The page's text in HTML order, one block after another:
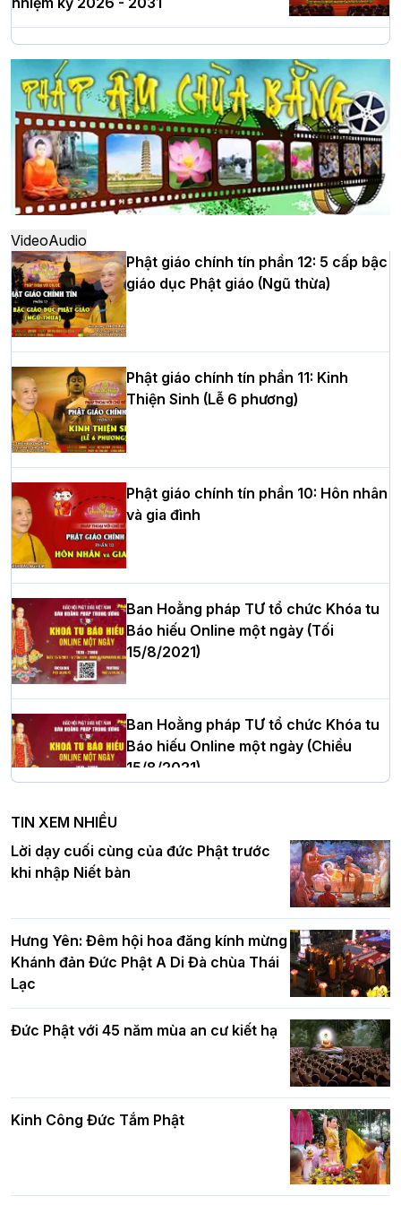
Hà Nội: Long trọng lễ khởi công xây
dựng Trung tâm văn hóa Phật giáo Thủ
đô
Hà Nội: Ngày tu học cuối cùng khép lại
khóa sinh hoạt Phật pháp mùa hè lần
thứ XIV tại chùa Bằng
Học yêu thương trong ngày tu tập thứ
tư của Khóa sinh hoạt Phật pháp mùa
hè tại chùa Bằng
HT.Thích Thọ Lạc được suy cử làm tân
Trưởng BTS GHPGVN tỉnh Nghệ An
Hòa thượng Thích Quảng Tùng tái đắc
cử Trưởng BTS GHPGVN thành phố Hải
Phòng nhiệm kỳ 2026 – 2031
Thượng tọa Thích Tâm Chính được suy
cử tân Trưởng ban Trị sự GHPGVN tỉnh
Hà Nội: Tăng Ni Trường hạ Bồ Đề trang
nghiêm tác pháp Tiền an cư PL.2570 –
DL.2026
chúc mừng Phật đản BTS GHPGVN TP.
Hà Nội
Hơn 5.000 người tham dự diễu hành,
đô hòa bình và phát triển
VideoAudio
Phật giáo chính tín phần 12: 5 cấp bậc
giáo dục Phật giáo (Ngũ thừa)
Phật giáo chính tín phần 11: Kinh
Thiện Sinh (Lễ 6 phương)
Phật giáo chính tín phần 10: Hôn nhân
và gia đình
Ban Hoằng pháp TƯ tổ chức Khóa tu
Báo hiếu Online một ngày (Tối
15/8/2021)
Ban Hoằng pháp TƯ tổ chức Khóa tu
Báo hiếu Online một ngày (Chiều
15/8/2021)
Ban Hoằng pháp TƯ tổ chức Khóa tu
Báo hiếu Online một ngày (Sáng
15/8/2021)
Tinh thần yêu nước của Phật giáo
Phật giáo chính tín Phần 9: Giải thích
TIN XEM NHIỀU
Lời dạy cuối cùng của đức Phật trước
khi nhập Niết bàn
Hưng Yên: Đêm hội hoa đăng kính mừng
Khánh đản Đức Phật A Di Đà chùa Thái
Lạc
Đức Phật với 45 năm mùa an cư kiết hạ
Kinh Công Đức Tắm Phật